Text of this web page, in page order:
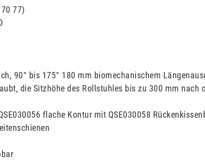
77)
90° bis 175° 180 mm biomechanischem
die Sitzhöhe des Rollstuhles bis zu 300 mm
flache Kontur mit QSE030058